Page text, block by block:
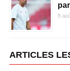
8
ARTICLES